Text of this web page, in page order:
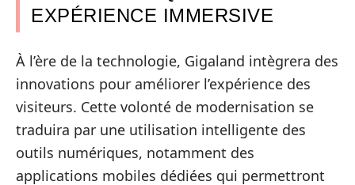
EXPÉRIENCE IMMERSIVE
À l’ère de la technologie, Gigaland intègrera des
innovations pour améliorer l’expérience des
visiteurs. Cette volonté de modernisation se
traduira par une utilisation intelligente des
outils numériques, notamment des
applications mobiles dédiées qui permettront